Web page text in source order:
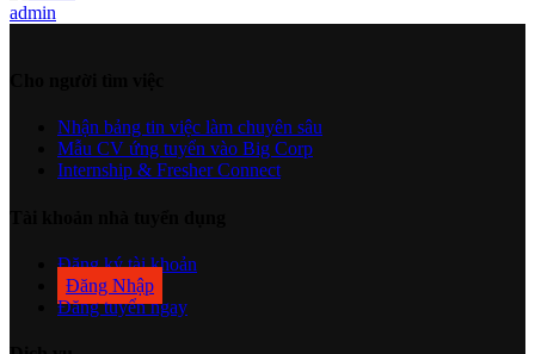
admin
Nhận bảng tin việc làm chuyên sâu
Mẫu CV ứng tuyển vào Big Corp
Internship & Fresher Connect
Đăng ký tài khoản
Đăng Nhập
Đăng tuyển ngay